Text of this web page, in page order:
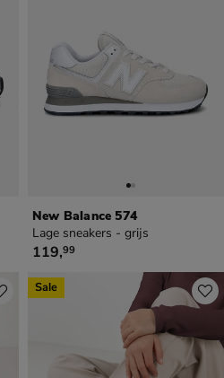
New Balance 574
Lage sneakers - grijs
€ 119,99
119,99
Sale